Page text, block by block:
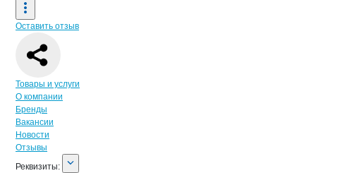
Оставить отзыв
Навигация по странице
Товары и услуги
О компании
Бренды
Вакансии
Новости
Отзывы
О компании
Реквизиты
Реквизиты: